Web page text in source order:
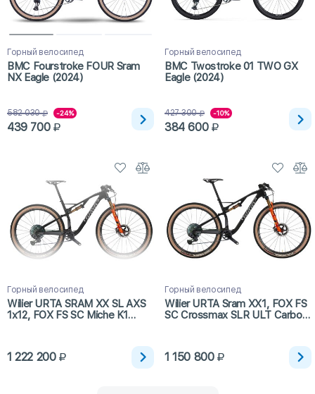
Горный велосипед
BMC Fourstroke FOUR Sram
NX Eagle (2024)
582 030 -24%
439 700
Горный велосипед
BMC Twostroke 01 TWO GX
Eagle (2024)
427 300 -10%
384 600
Горный велосипед
Wilier URTA SRAM XX SL AXS
1x12, FOX FS SC Miche K1
1 222 200
Горный велосипед
Wilier URTA Sram XX1, FOX FS
SC Crossmax SLR ULT Carbon
1 150 800